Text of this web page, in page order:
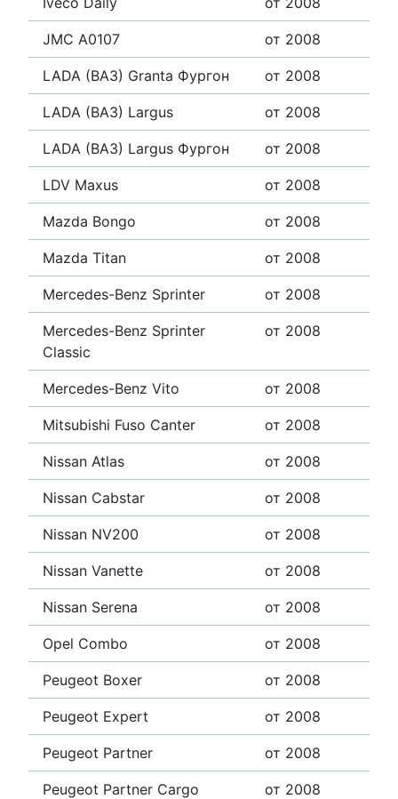
JMC A0107 от 2008
LADA (ВАЗ) Granta Фургон от 2008
LADA (ВАЗ) Largus от 2008
LADA (ВАЗ) Largus Фургон от 2008
LDV Maxus от 2008
Mazda Bongo от 2008
Mazda Titan от 2008
Mercedes-Benz Sprinter от 2008
Mercedes-Benz Sprinter
Classic
от 2008
Mercedes-Benz Vito от 2008
Mitsubishi Fuso Canter от 2008
Nissan Atlas от 2008
Nissan Cabstar от 2008
Nissan NV200 от 2008
Nissan Vanette от 2008
Nissan Serena от 2008
Opel Combo от 2008
Peugeot Boxer от 2008
Peugeot Expert от 2008
Peugeot Partner от 2008
Peugeot Partner Cargo от 2008